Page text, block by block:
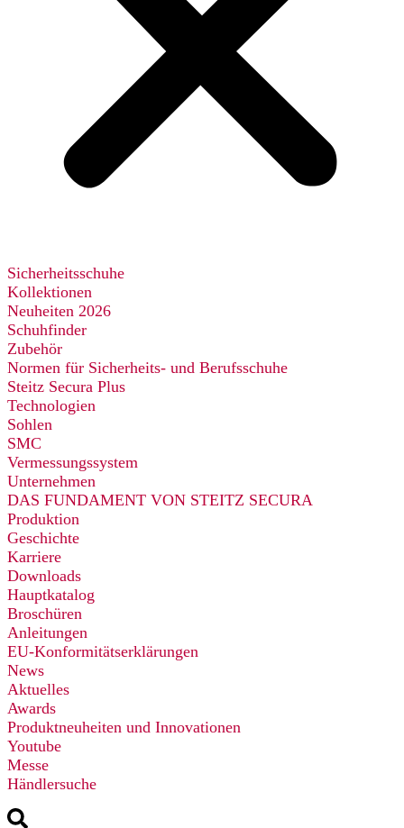
Sicherheitsschuhe
Kollektionen
Neuheiten 2026
Schuhfinder
Zubehör
Normen für Sicherheits- und Berufsschuhe
Steitz Secura Plus
Technologien
Sohlen
SMC
Vermessungssystem
Unternehmen
DAS FUNDAMENT VON STEITZ SECURA
Produktion
Geschichte
Karriere
Downloads
Hauptkatalog
Broschüren
Anleitungen
EU-Konformitätserklärungen
News
Aktuelles
Awards
Produktneuheiten und Innovationen
Youtube
Messe
Händlersuche